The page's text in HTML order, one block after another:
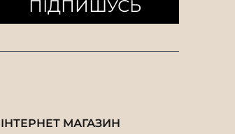
ПІДПИШУСЬ
ІНТЕРНЕТ МАГАЗИН